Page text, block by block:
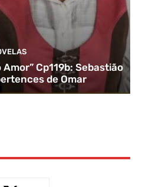
Cp119b: Sebastião
de Omar